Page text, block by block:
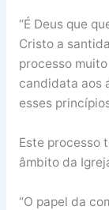
“É Deus que
Cristo a
processo
candidata aos
esses
Este processo
âmbito da
“O papel da